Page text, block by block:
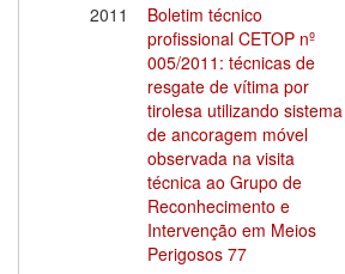
2011
Boletim técnico
profissional CETOP nº
005/2011: técnicas de
resgate de vítima por
tirolesa utilizando sistema
de ancoragem móvel
observada na visita
técnica ao Grupo de
Reconhecimento e
Intervenção em Meios
Perigosos 77